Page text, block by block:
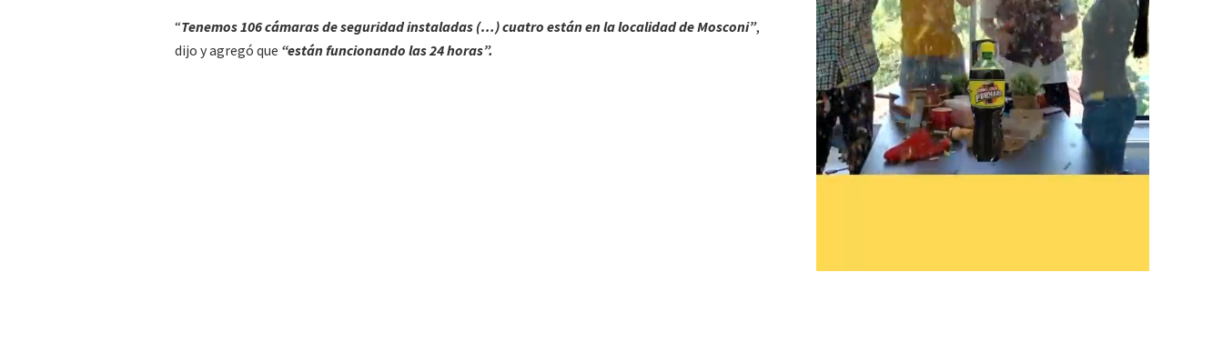
“Tenemos 106 cámaras de seguridad instaladas (…) cuatro están en la localidad de Mosconi”,
dijo y agregó que “están funcionando las 24 horas”.